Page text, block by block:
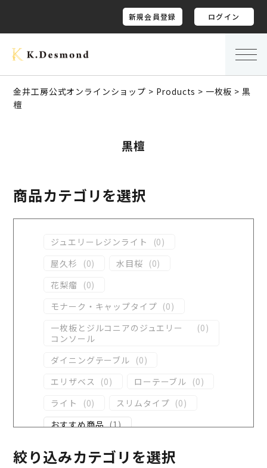
新規会員登録 ログイン
金井工房公式オンラインショップ > Products > 一枚板 > 黒
檀
黒檀
商品カテゴリを選択
ジュエリーレジンライト (0)
屋久杉
(0) 水目桜 (0)
花梨瘤
(0)
モナーク・キャップタイプ (0)
一枚板とジルコニアのジュエリー
コンソール
(0)
ダイニングテーブル (0)
エリザベス (0) ローテーブル (0)
ライト
(0) スリムタイプ (0)
おすすめ商品 (1)
絞り込みカテゴリを選択